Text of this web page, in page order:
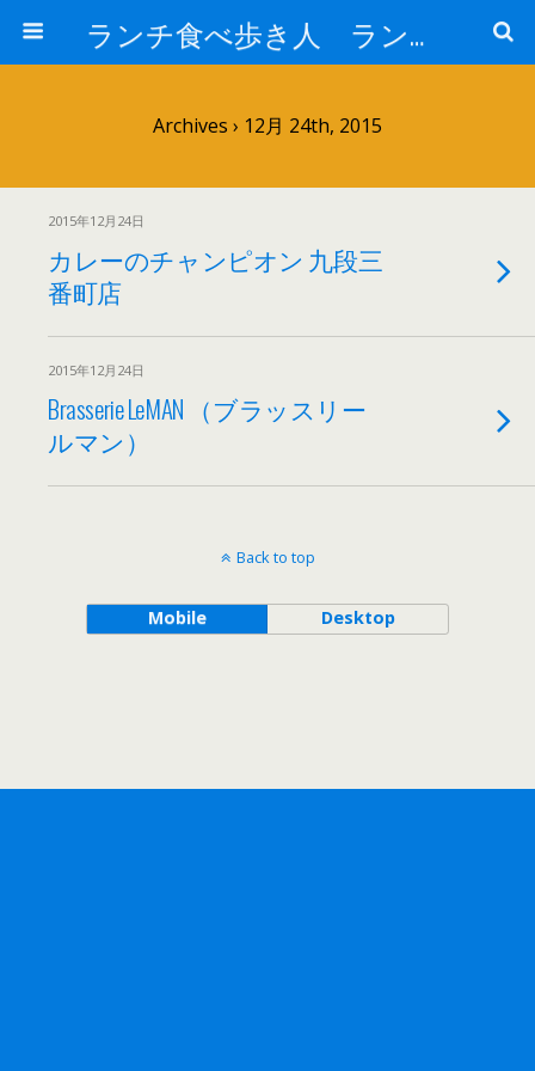
ランチ食べ歩き人 ランチパスポートで美味しいランチ 安い 贅沢 おいしい
Archives › 12月 24th, 2015
2015年12月24日
カレーのチャンピオン 九段三
番町店
2015年12月24日
Brasserie LeMAN （ブラッスリー
ルマン）
Back to top
Mobile Desktop